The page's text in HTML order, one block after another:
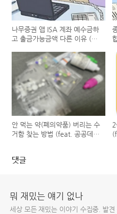
나무증권 앱 ISA 계좌 예수금하
고 출금가능금액 다른 이유 (고
안 먹는 약(폐의약품) 버리는 수
거함 찾는 방법 (feat. 공공데이
댓글
뭐 재밌는 얘기 없나
세상 모든 재밌는 이야기 수집중. 발